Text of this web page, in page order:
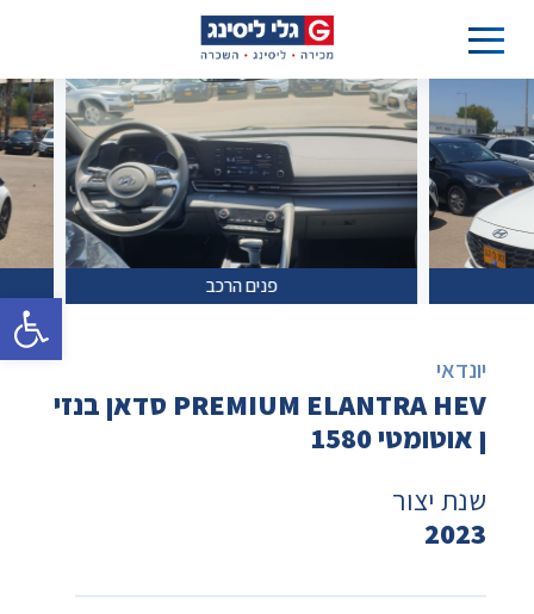
פתח
יונדאי
PREMIUM ELANTRA HEV סדאן בנזי
ן אוטומטי 1580
שנת יצור
2023
פנים הרכב